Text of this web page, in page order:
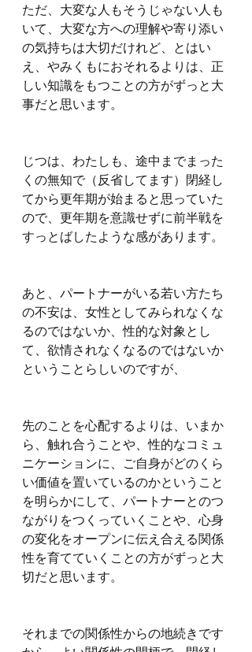
ただ、大変な人もそうじゃない人も
いて、大変な方への理解や寄り添い
の気持ちは大切だけれど、とはい
え、やみくもにおそれるよりは、正
しい知識をもつことの方がずっと大
事だと思います。
じつは、わたしも、途中までまった
くの無知で（反省してます）閉経し
てから更年期が始まると思っていた
ので、更年期を意識せずに前半戦を
すっとばしたような感があります。
あと、パートナーがいる若い方たち
の不安は、女性としてみられなくな
るのではないか、性的な対象とし
て、欲情されなくなるのではないか
ということらしいのですが、
先のことを心配するよりは、いまか
ら、触れ合うことや、性的なコミュ
ニケーションに、ご自身がどのくら
い価値を置いているのかということ
を明らかにして、パートナーとのつ
ながりをつくっていくことや、心身
の変化をオープンに伝え合える関係
性を育てていくことの方がずっと大
切だと思います。
それまでの関係性からの地続きです